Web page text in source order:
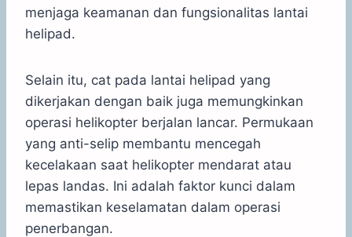
menjaga keamanan dan fungsionalitas lantai
helipad.
Selain itu, cat pada lantai helipad yang
dikerjakan dengan baik juga memungkinkan
operasi helikopter berjalan lancar. Permukaan
yang anti-selip membantu mencegah
kecelakaan saat helikopter mendarat atau
lepas landas. Ini adalah faktor kunci dalam
memastikan keselamatan dalam operasi
penerbangan.